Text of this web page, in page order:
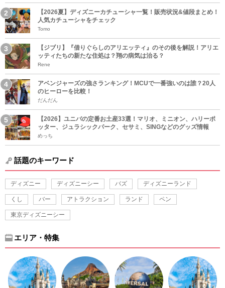
【2026夏】ディズニーカチューシャ一覧！販売状況&値段まとめ！
人気カチューシャをチェック
Tomo
【ジブリ】『借りぐらしのアリエッティ』のその後を解説！アリエ
ッティたちの新たな住処は？翔の病気は治る？
Rene
アベンジャーズの強さランキング！MCUで一番強いのは誰？20人
のヒーローを比較！
だんだん
【2026】ユニバの定番お土産33選！マリオ、ミニオン、ハリーポ
ッター、ジュラシックパーク、セサミ、SINGなどのグッズ情報
めっち
話題のキーワード
ディズニー ディズニーシー バズ ディズニーランド
くし バー アトラクション ランド ペン
東京ディズニーシー
エリア・特集